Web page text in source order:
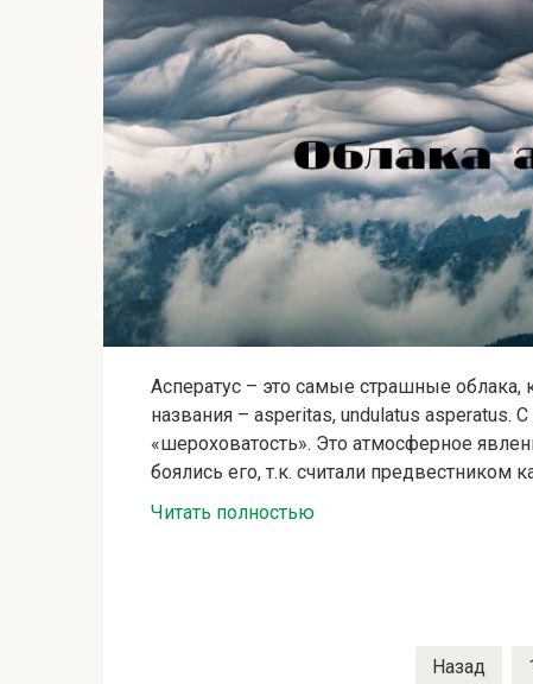
Асператус – это самые страшные
названия – asperitas, undulatus asperatus.
«шероховатость». Это атмосферное
боялись его, т.к. считали предвестником
Читать полностью
Назад